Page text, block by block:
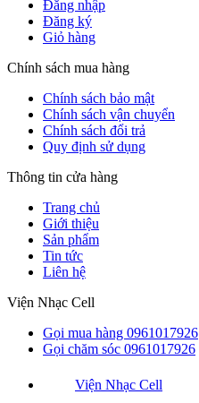
Đăng nhập
Đăng ký
Giỏ hàng
Chính sách mua hàng
Chính sách bảo mật
Chính sách vận chuyển
Chính sách đổi trả
Quy định sử dụng
Thông tin cửa hàng
Trang chủ
Giới thiệu
Sản phẩm
Tin tức
Liên hệ
Viện Nhạc Cell
Gọi mua hàng 0961017926
Gọi chăm sóc 0961017926
Viện Nhạc Cell